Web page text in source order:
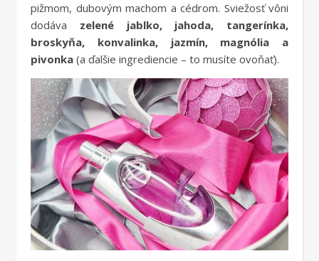
pižmom, dubovým machom a cédrom. Sviežosť vôni
dodáva zelené jablko, jahoda, tangerínka,
broskyňa, konvalinka, jazmín, magnólia a
pivonka (a ďalšie ingrediencie – to musíte ovoňať).